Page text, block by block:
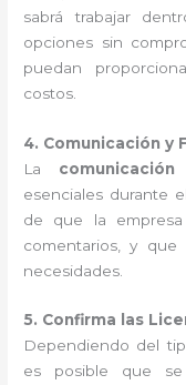
sabrá trabajar
opciones sin
puedan
costos.
4. Comunicación y
La
esenciales durante
de que la
comentarios, y
necesidades.
5. Confirma las
Dependiendo del
es posible que